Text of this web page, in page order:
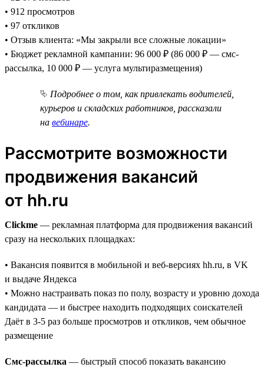
• 912 просмотров
• 97 откликов
• Отзыв клиента: «Мы закрыли все сложные локации»
• Бюджет рекламной кампании: 96 000 ₽ (86 000 ₽ — смс-
рассылка, 10 000 ₽ — услуга мультиразмещения)
⮱ Подробнее о том, как привлекать водителей,
курьеров и складских работников, рассказали
на вебинаре.
Рассмотрите возможности
продвижения вакансий
от hh.ru
Clickme — рекламная платформа для продвижения вакансий
сразу на нескольких площадках:
• Вакансия появится в мобильной и веб-версиях hh.ru, в VK
и выдаче Яндекса
• Можно настраивать показ по полу, возрасту и уровню дохода
кандидата — и быстрее находить подходящих соискателей
Даёт в 3-5 раз больше просмотров и откликов, чем обычное
размещение
Смс-рассылка — быстрый способ показать вакансию